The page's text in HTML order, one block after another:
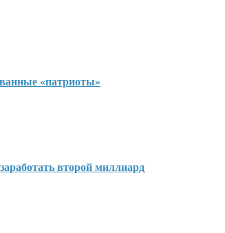
«патриоты»
второй миллиард